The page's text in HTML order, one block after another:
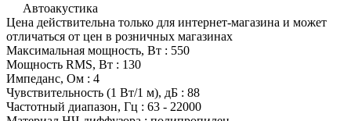
Автоакустика
Цена действительна только для интернет-магазина и может
отличаться от цен в розничных магазинах
Максимальная мощность, Вт : 550
Мощность RMS, Вт : 130
Импеданс, Ом : 4
Чувствительность (1 Вт/1 м), дБ : 88
Частотный диапазон, Гц : 63 - 22000